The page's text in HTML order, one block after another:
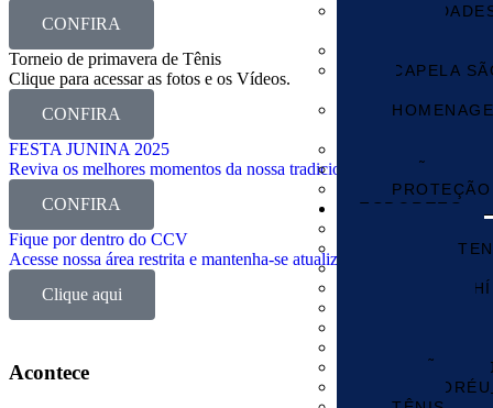
CAPELA
AÇÕES
ESPORTES
BEACH
CENTRO
SALÃO DE
TAMBORÉU
CONFIRA
Torneio de primavera de Tênis
Clique para acessar as fotos e os Vídeos.
CONFIRA
FESTA JUNINA 2025
Reviva os melhores momentos da nossa tradicional Festa Junina.
CONFIRA
Fique por dentro do CCV
Acesse nossa área restrita e mantenha-se atualizado
Clique aqui
Acontece